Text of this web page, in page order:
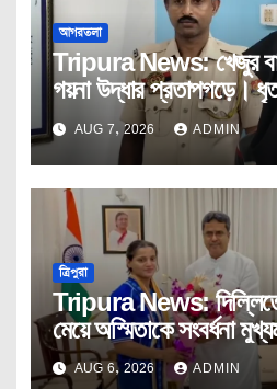
আগরতলা
Tripura News: খেজুর
গয়না উদ্ধার প্রতাপগড়ে।
AUG 7, 2026 ADMIN
ত্রিপুরা
Tripura News: দিল্লিতে
মেয়ে অস্মিতাকে সংবর্ধনা
AUG 6, 2026 ADMIN